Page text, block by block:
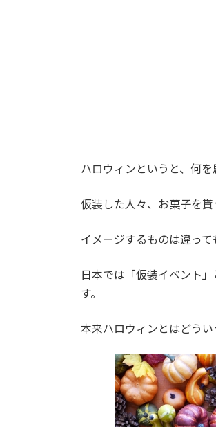
ハロウィンというと、何
仮装した人々、お菓子を
イメージするものは違って
日本では「仮装イベント
す。
本来ハロウィンとはどう